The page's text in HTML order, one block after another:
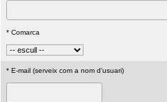
* Comarca
* E-mail (serveix com a nom d'usuari)